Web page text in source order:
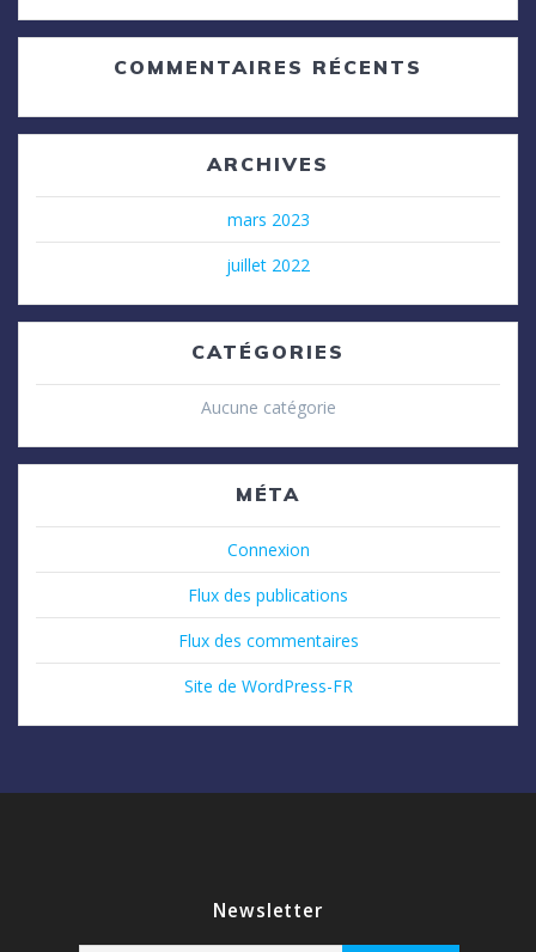
COMMENTAIRES RÉCENTS
ARCHIVES
mars 2023
juillet 2022
CATÉGORIES
Aucune catégorie
MÉTA
Connexion
Flux des publications
Flux des commentaires
Site de WordPress-FR
Newsletter